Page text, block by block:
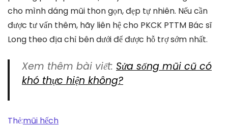
cho mình dáng mũi thon gọn, đẹp tự nhiên. Nếu cần
được tư vấn thêm, hãy liên hệ cho PKCK PTTM Bác sĩ
Long theo địa chỉ bên dưới để được hỗ trợ sớm nhất.
Xem thêm bài viết: Sửa sống mũi cũ có
khó thực hiện không?
Thẻ:mũi hếch